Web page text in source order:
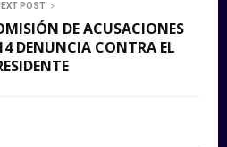
POST
DE ACUSACIONES
DENUNCIA CONTRA EL